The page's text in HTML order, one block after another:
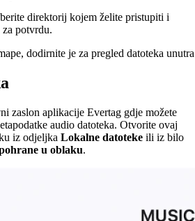
direktorij kojem želite pristupiti i
za potvrdu.
dodirnite je za pregled datoteka
zaslon aplikacije Evertag gdje možete
audio datoteka. Otvorite ovaj
iz odjeljka Lokalne datoteke ili iz bilo
u oblaku.